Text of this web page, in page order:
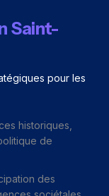
Saint-
pour les
historiques,
de
des